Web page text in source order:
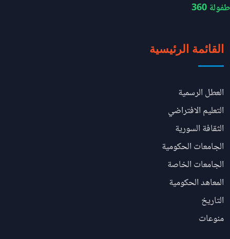
طفولة 360
القائمة الرئيسية
العطل الرسمية
التعليم الافتراضي
الثقافة السورية
الجامعات الحكومية
الجامعات الخاصة
المعاهد الحكومية
التاريخ
منوعات